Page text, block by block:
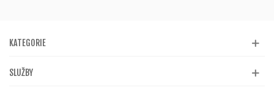
KATEGORIE
SLUŽBY